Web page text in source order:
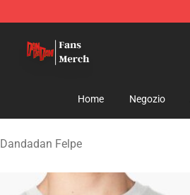
Home Negozio
Dandadan Felpe